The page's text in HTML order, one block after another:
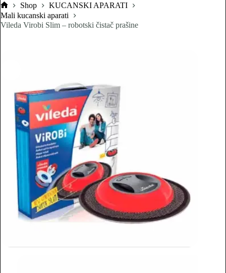
Pocetna
Shop
KUCANSKI APARATI
Mali kucanski aparati
Vileda Virobi Slim – robotski čistač prašine